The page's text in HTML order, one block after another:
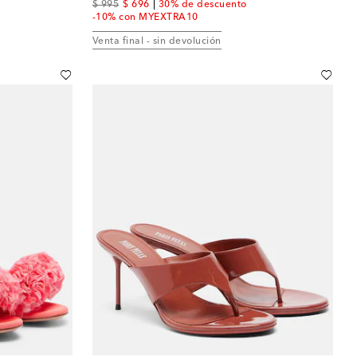
$ 995
original price
$ 696
discount price30% de descuento
-10% con MYEXTRA10
Venta final - sin devolución